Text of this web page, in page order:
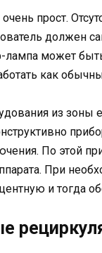
прост.
должен
лампа может
как
из зоны
По этой
При
и тогда